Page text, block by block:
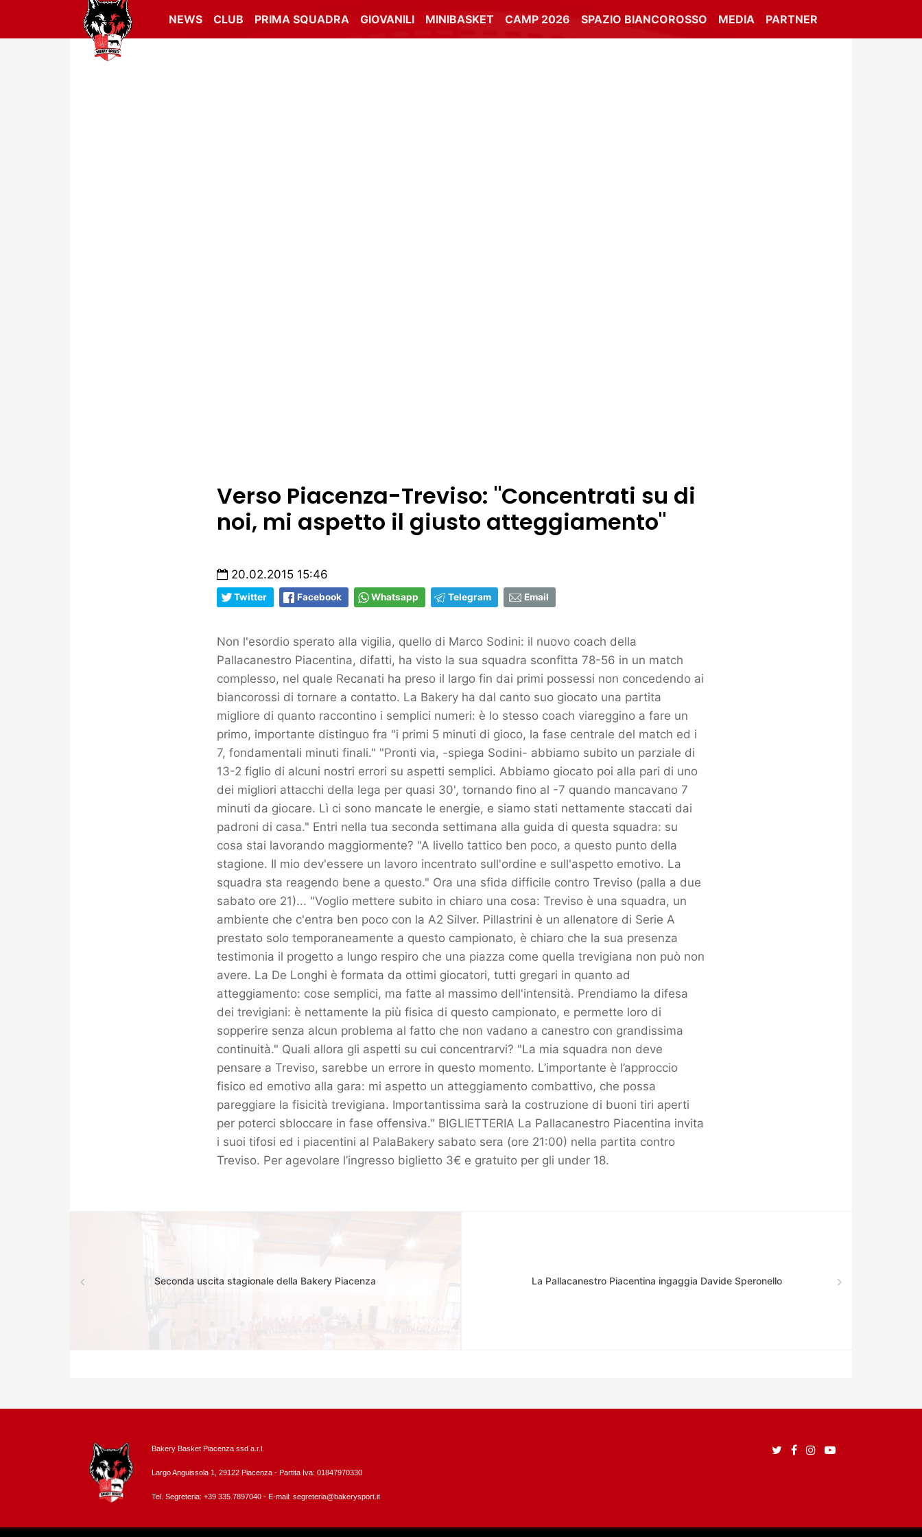
NEWS CLUB PRIMA SQUADRA GIOVANILI MINIBASKET CAMP 2026 SPAZIO BIANCOROSSO MEDIA PARTNER
Verso Piacenza-Treviso: "Concentrati su di
noi, mi aspetto il giusto atteggiamento"
20.02.2015 15:46
Twitter Facebook Whatsapp Telegram Email
Non l'esordio sperato alla vigilia, quello di Marco Sodini: il nuovo coach della
Pallacanestro Piacentina, difatti, ha visto la sua squadra sconfitta 78-56 in un match
complesso, nel quale Recanati ha preso il largo fin dai primi possessi non concedendo ai
biancorossi di tornare a contatto. La Bakery ha dal canto suo giocato una partita
migliore di quanto raccontino i semplici numeri: è lo stesso coach viareggino a fare un
primo, importante distinguo fra "i primi 5 minuti di gioco, la fase centrale del match ed i
7, fondamentali minuti finali." "Pronti via, -spiega Sodini- abbiamo subito un parziale di
13-2 figlio di alcuni nostri errori su aspetti semplici. Abbiamo giocato poi alla pari di uno
dei migliori attacchi della lega per quasi 30', tornando fino al -7 quando mancavano 7
minuti da giocare. Lì ci sono mancate le energie, e siamo stati nettamente staccati dai
padroni di casa." Entri nella tua seconda settimana alla guida di questa squadra: su
cosa stai lavorando maggiormente? "A livello tattico ben poco, a questo punto della
stagione. Il mio dev'essere un lavoro incentrato sull'ordine e sull'aspetto emotivo. La
squadra sta reagendo bene a questo." Ora una sfida difficile contro Treviso (palla a due
sabato ore 21)... "Voglio mettere subito in chiaro una cosa: Treviso è una squadra, un
ambiente che c'entra ben poco con la A2 Silver. Pillastrini è un allenatore di Serie A
prestato solo temporaneamente a questo campionato, è chiaro che la sua presenza
testimonia il progetto a lungo respiro che una piazza come quella trevigiana non può non
avere. La De Longhi è formata da ottimi giocatori, tutti gregari in quanto ad
atteggiamento: cose semplici, ma fatte al massimo dell'intensità. Prendiamo la difesa
dei trevigiani: è nettamente la più fisica di questo campionato, e permette loro di
sopperire senza alcun problema al fatto che non vadano a canestro con grandissima
continuità." Quali allora gli aspetti su cui concentrarvi? "La mia squadra non deve
pensare a Treviso, sarebbe un errore in questo momento. L’importante è l’approccio
fisico ed emotivo alla gara: mi aspetto un atteggiamento combattivo, che possa
pareggiare la fisicità trevigiana. Importantissima sarà la costruzione di buoni tiri aperti
per poterci sbloccare in fase offensiva." BIGLIETTERIA La Pallacanestro Piacentina invita
i suoi tifosi ed i piacentini al PalaBakery sabato sera (ore 21:00) nella partita contro
Treviso. Per agevolare l’ingresso biglietto 3€ e gratuito per gli under 18.
Seconda uscita stagionale della Bakery Piacenza La Pallacanestro Piacentina ingaggia Davide Speronello
Bakery Basket Piacenza ssd a.r.l.
Largo Anguissola 1, 29122 Piacenza - Partita Iva: 01847970330
Tel. Segreteria: +39 335.7897040 - E-mail: segreteria@bakerysport.it